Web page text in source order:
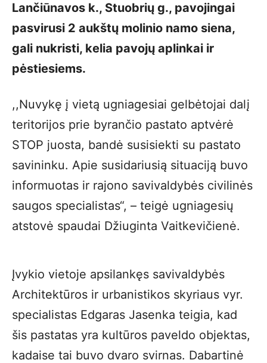
Lančiūnavos k., Stuobrių g., pavojingai
pasvirusi 2 aukštų molinio namo siena,
gali nukristi, kelia pavojų aplinkai ir
pėstiesiems.
,,Nuvykę į vietą ugniagesiai gelbėtojai dalį
teritorijos prie byrančio pastato aptvėrė
STOP juosta, bandė susisiekti su pastato
savininku. Apie susidariusią situaciją buvo
informuotas ir rajono savivaldybės civilinės
saugos specialistas“, – teigė ugniagesių
atstovė spaudai Džiuginta Vaitkevičienė.
Įvykio vietoje apsilankęs savivaldybės
Architektūros ir urbanistikos skyriaus vyr.
specialistas Edgaras Jasenka teigia, kad
šis pastatas yra kultūros paveldo objektas,
kadaise tai buvo dvaro svirnas. Dabartinė